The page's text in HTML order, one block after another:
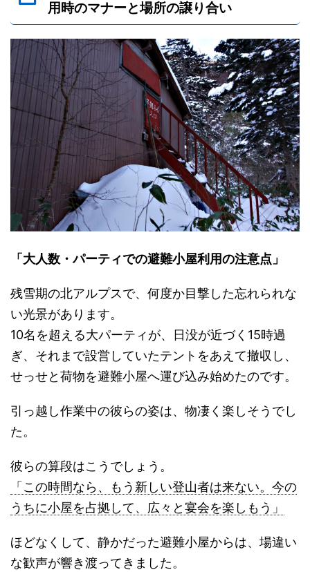
用時のマナーと場所の譲り合い
「大人数・パーティでの避難小屋利用の注意点」
残雪期の北アルプスで、何度か目撃した忘れられな
い光景があります。
10名を超える大パーティが、日没が近づく15時過
ぎ、それまで設営していたテントをあえて撤収し、
せっせと荷物を避難小屋へ運び込み始めたのです。
引っ越し作業中の彼らの姿は、物凄く楽しそうでし
た。
彼らの算段はこうでしょう。
「この時間なら、もう新しい登山者は来ない。今の
うちに小屋を占拠して、広々と宴会を楽しもう」
ほどなくして、静かだった避難小屋からは、場違い
な歓声が響き渡ってきました。